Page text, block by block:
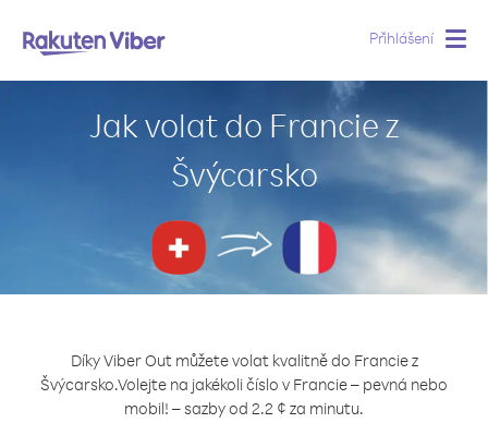
Přihlášení
Jak volat do Francie z
Švýcarsko
Díky Viber Out můžete volat kvalitně do Francie z
Švýcarsko.Volejte na jakékoli číslo v Francie – pevná nebo
mobil! – sazby od 2.2 ¢ za minutu.